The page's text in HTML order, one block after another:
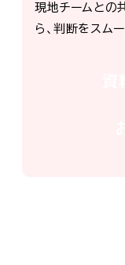
現地チームとの
ら、判断をスム